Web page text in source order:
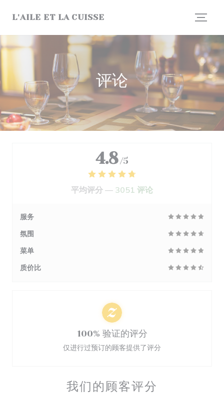
L'AILE ET LA CUISSE
评论
我们的顾客评分
4.8 /5
平均评分 — 3051 评论
服务
氛围
菜单
质价比
100% 验证的评分
仅进行过预订的顾客提供了评分